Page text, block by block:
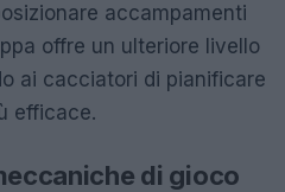
accampamenti
offre un ulteriore livello
ai cacciatori di pianificare
efficace.
di gioco